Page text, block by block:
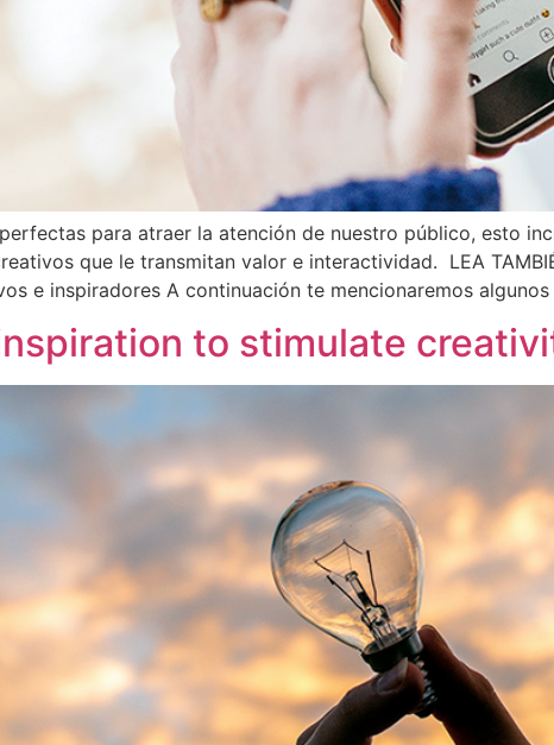
para atraer la atención de nuestro público, esto
que le transmitan valor e interactividad. LEA
e inspiradores A continuación te mencionaremos
to stimulate